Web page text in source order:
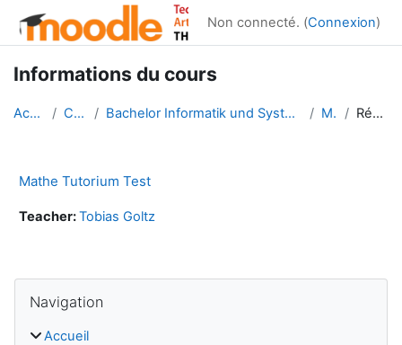
Passer au contenu principal
Non connecté. (Connexion)
Informations du cours
Accueil Cours Bachelor Informatik und Systems-Engineering MTT Résumé
Mathe Tutorium Test
Teacher:Tobias Goltz
Blocs
Navigation
Accueil